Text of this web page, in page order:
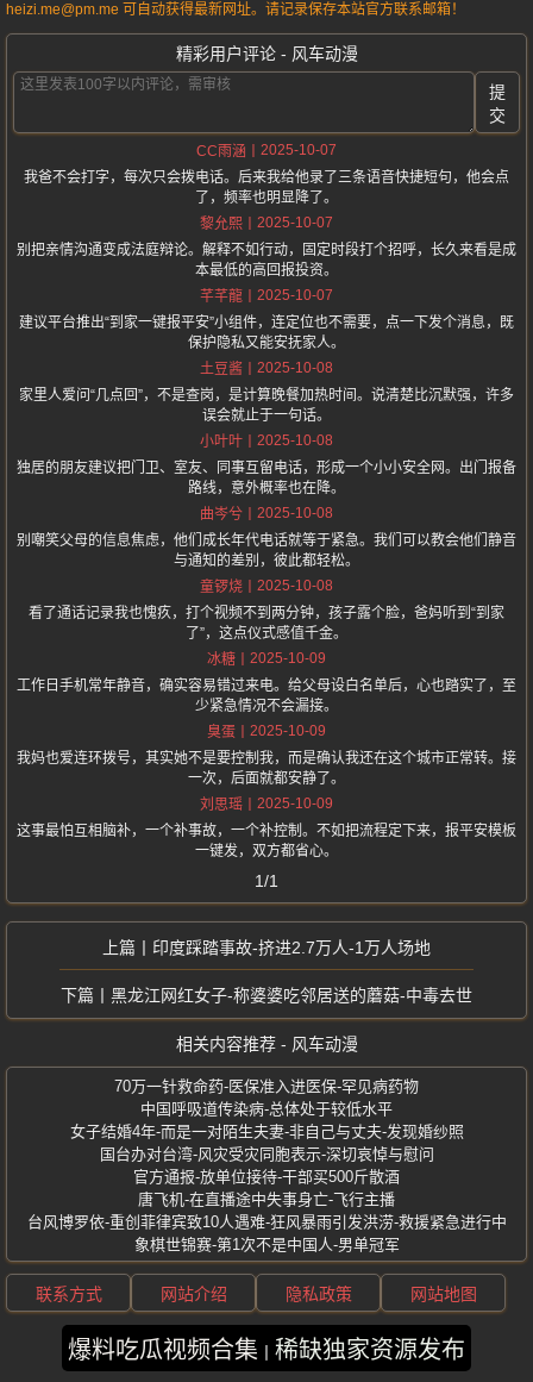
heizi.me@pm.me 可自动获得最新网址。请记录保存本站官方联系邮箱！
精彩用户评论 - 风车动漫
提
交
CC雨涵
2025-10-07
我爸不会打字，每次只会拨电话。后来我给他录了三条语音快捷短句，他会点
了，频率也明显降了。
黎允熙
2025-10-07
别把亲情沟通变成法庭辩论。解释不如行动，固定时段打个招呼，长久来看是成
本最低的高回报投资。
芊芊龍
2025-10-07
建议平台推出“到家一键报平安”小组件，连定位也不需要，点一下发个消息，既
保护隐私又能安抚家人。
土豆酱
2025-10-08
家里人爱问“几点回”，不是查岗，是计算晚餐加热时间。说清楚比沉默强，许多
误会就止于一句话。
小叶叶
2025-10-08
独居的朋友建议把门卫、室友、同事互留电话，形成一个小小安全网。出门报备
路线，意外概率也在降。
曲岑兮
2025-10-08
别嘲笑父母的信息焦虑，他们成长年代电话就等于紧急。我们可以教会他们静音
与通知的差别，彼此都轻松。
童锣烧
2025-10-08
看了通话记录我也愧疚，打个视频不到两分钟，孩子露个脸，爸妈听到“到家
了”，这点仪式感值千金。
冰糖
2025-10-09
工作日手机常年静音，确实容易错过来电。给父母设白名单后，心也踏实了，至
少紧急情况不会漏接。
臭蛋
2025-10-09
我妈也爱连环拨号，其实她不是要控制我，而是确认我还在这个城市正常转。接
一次，后面就都安静了。
刘思瑶
2025-10-09
这事最怕互相脑补，一个补事故，一个补控制。不如把流程定下来，报平安模板
一键发，双方都省心。
1/1
印度踩踏事故-挤进2.7万人-1万人场地
黑龙江网红女子-称婆婆吃邻居送的蘑菇-中毒去世
相关内容推荐 - 风车动漫
70万一针救命药-医保准入进医保-罕见病药物
中国呼吸道传染病-总体处于较低水平
女子结婚4年-而是一对陌生夫妻-非自己与丈夫-发现婚纱照
国台办对台湾-风灾受灾同胞表示-深切哀悼与慰问
官方通报-放单位接待-干部买500斤散酒
唐飞机-在直播途中失事身亡-飞行主播
台风博罗依-重创菲律宾致10人遇难-狂风暴雨引发洪涝-救援紧急进行中
象棋世锦赛-第1次不是中国人-男单冠军
爆料吃瓜视频合集 稀缺独家资源发布
联系方式 网站介绍 隐私政策 网站地图
版权所有 ©2025 风车动漫 保留所有权利